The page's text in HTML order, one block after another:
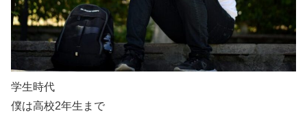
学生時代
僕は高校2年生まで